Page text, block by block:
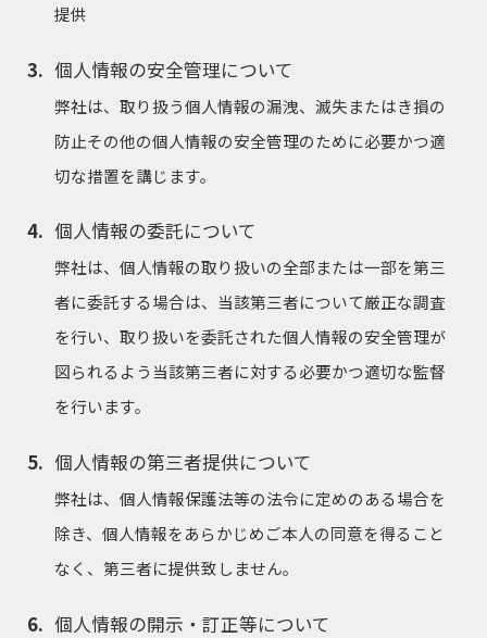
提供
個人情報の安全管理について
弊社は、取り扱う個人情報の漏洩、滅失またはき損の
防止その他の個人情報の安全管理のために必要かつ適
切な措置を講じます。
個人情報の委託について
弊社は、個人情報の取り扱いの全部または一部を第三
者に委託する場合は、当該第三者について厳正な調査
を行い、取り扱いを委託された個人情報の安全管理が
図られるよう当該第三者に対する必要かつ適切な監督
を行います。
個人情報の第三者提供について
弊社は、個人情報保護法等の法令に定めのある場合を
除き、個人情報をあらかじめご本人の同意を得ること
なく、第三者に提供致しません。
個人情報の開示・訂正等について